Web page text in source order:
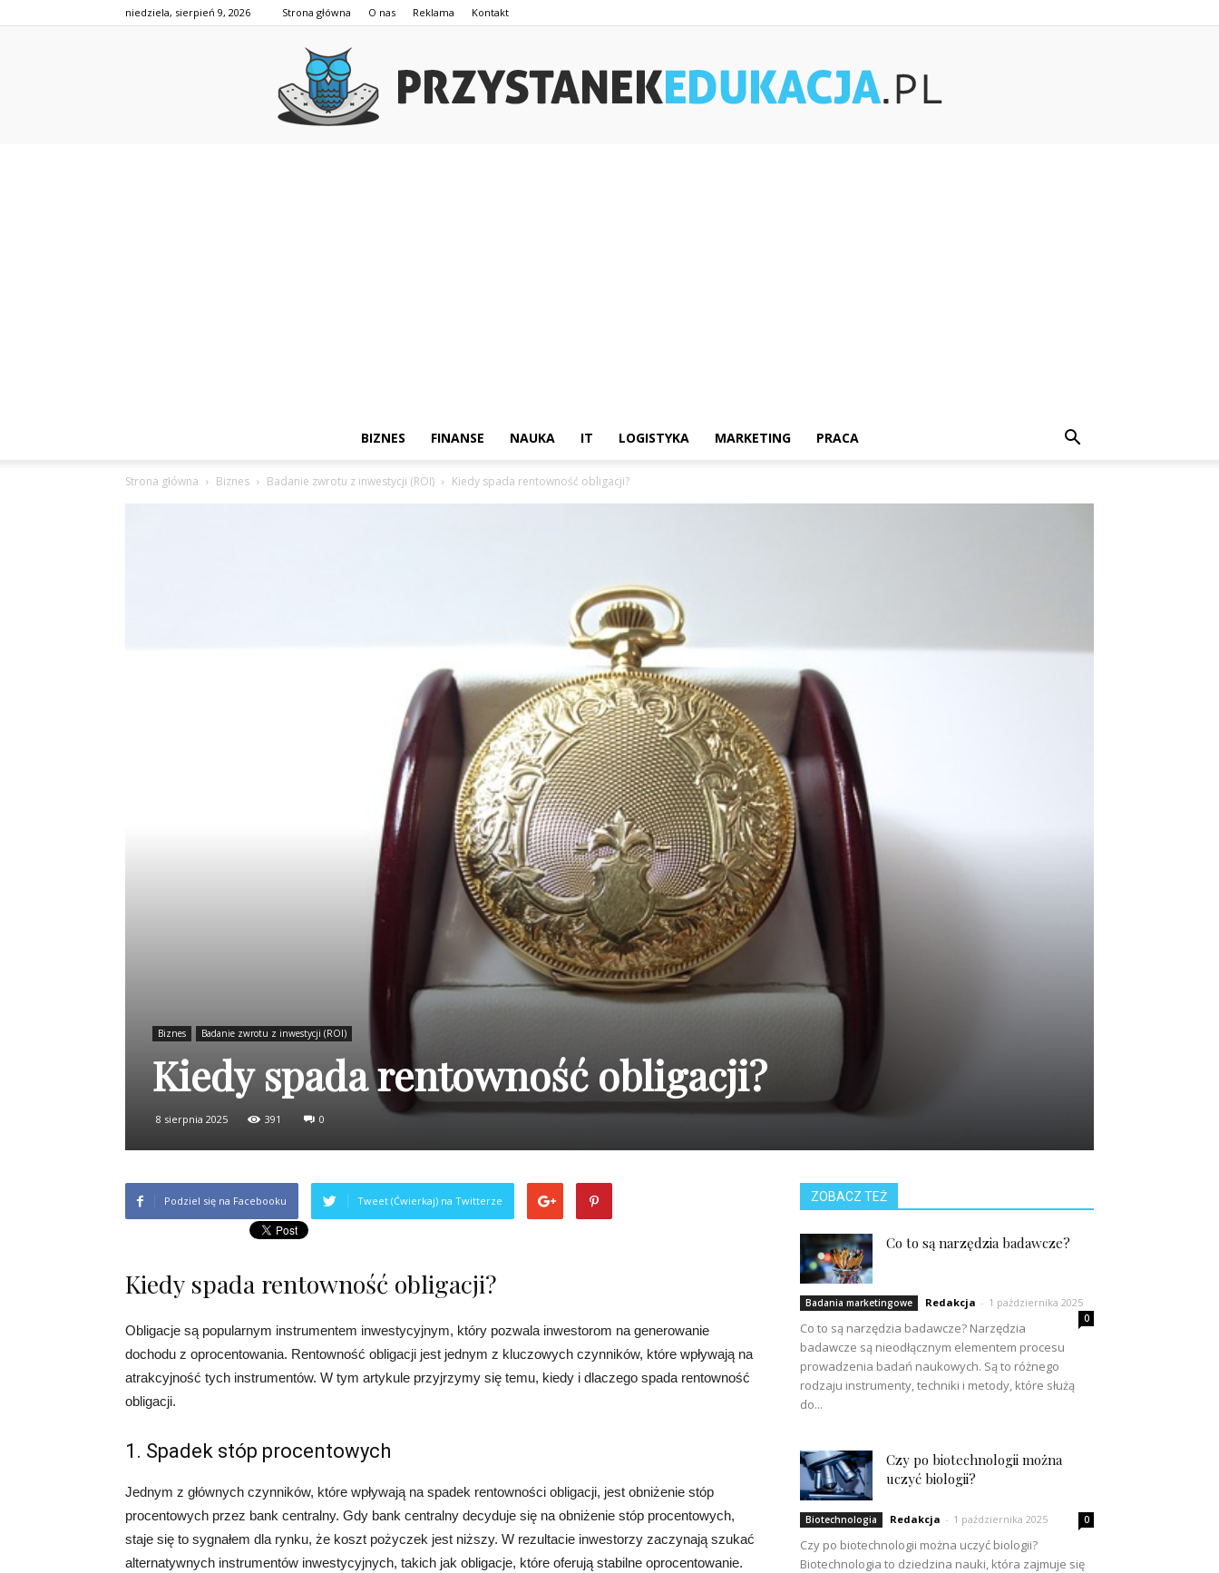
niedziela, sierpień 9, 2026 Strona główna O nas Reklama Kontakt
BIZNES FINANSE NAUKA IT LOGISTYKA MARKETING PRACA
Strona główna Biznes Badanie zwrotu z inwestycji (ROI) Kiedy spada rentowność obligacji?
Biznes Badanie zwrotu z inwestycji (ROI)
Kiedy spada rentowność obligacji?
8 sierpnia 2025 391 0
Podziel się na Facebooku Tweet (Ćwierkaj) na Twitterze
Kiedy spada rentowność obligacji?
Obligacje są popularnym instrumentem inwestycyjnym, który pozwala inwestorom na generowanie
dochodu z oprocentowania. Rentowność obligacji jest jednym z kluczowych czynników, które wpływają na
atrakcyjność tych instrumentów. W tym artykule przyjrzymy się temu, kiedy i dlaczego spada rentowność
obligacji.
1. Spadek stóp procentowych
Jednym z głównych czynników, które wpływają na spadek rentowności obligacji, jest obniżenie stóp
procentowych przez bank centralny. Gdy bank centralny decyduje się na obniżenie stóp procentowych,
staje się to sygnałem dla rynku, że koszt pożyczek jest niższy. W rezultacie inwestorzy zaczynają szukać
alternatywnych instrumentów inwestycyjnych, takich jak obligacje, które oferują stabilne oprocentowanie.
ZOBACZ TEŻ
Co to są narzędzia badawcze?
Badania marketingowe Redakcja - 1 października 2025
0
Co to są narzędzia badawcze? Narzędzia
badawcze są nieodłącznym elementem procesu
prowadzenia badań naukowych. Są to różnego
rodzaju instrumenty, techniki i metody, które służą
do...
Czy po biotechnologii można
uczyć biologii?
Biotechnologia Redakcja - 1 października 2025 0
Czy po biotechnologii można uczyć biologii?
Biotechnologia to dziedzina nauki, która zajmuje się